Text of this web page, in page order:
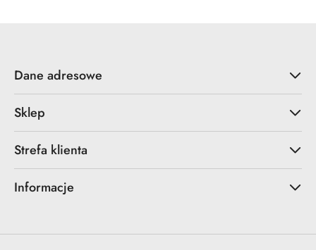
Dane adresowe
Sklep
Strefa klienta
Informacje